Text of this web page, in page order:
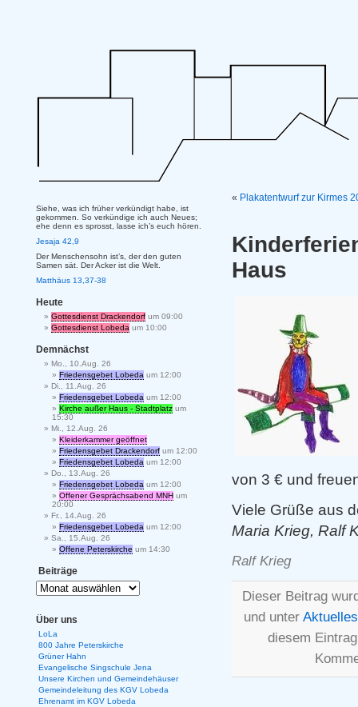
« Plakatentwurf zur Kirmes
Haus
von 3 € und
Viele Grüße aus
Maria Krieg, Ralf
Ralf Krieg
Dieser Beitrag
und unter Aktuelles
diesem
Siehe, was ich früher verkündigt habe, ist
gekommen. So verkündige ich auch Neues;
ehe denn es sprosst, lasse ich’s euch hören.
Jesaja 42,9
Der Menschensohn ist’s, der den guten
Samen sät. Der Acker ist die Welt.
Matthäus 13,37-38
Heute
Gottesdienst Drackendorf um 09:00
Gottesdienst Lobeda um 10:00
Demnächst
Mo., 10.Aug. 26
Friedensgebet Lobeda um 12:00
Di., 11.Aug. 26
Friedensgebet Lobeda um 12:00
Kirche außer Haus - Stadtplatz um
15:30
Mi., 12.Aug. 26
Kleiderkammer geöffnet
Friedensgebet Drackendorf um 12:00
Friedensgebet Lobeda um 12:00
Do., 13.Aug. 26
Friedensgebet Lobeda um 12:00
Offener Gesprächsabend MNH um
20:00
Fr., 14.Aug. 26
Friedensgebet Lobeda um 12:00
Sa., 15.Aug. 26
Offene Peterskirche um 14:30
Beiträge
Über uns
LoLa
800 Jahre Peterskirche
Grüner Hahn
Evangelische Singschule Jena
Unsere Kirchen und Gemeindehäuser
Gemeindeleitung des KGV Lobeda
Ehrenamt im KGV Lobeda